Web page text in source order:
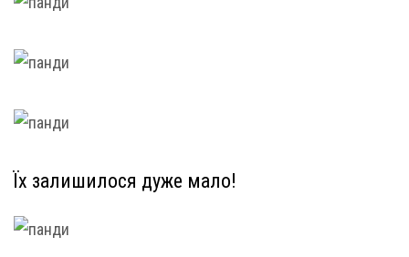
Їх залишилося дуже мало!